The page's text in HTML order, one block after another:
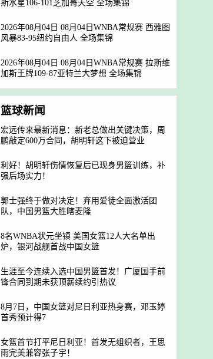
斯水星106-101芝加哥天空 全场集锦
2026年08月04日 08月04日WNBA常规赛 西雅图
风暴83-95纽约自由人 全场集锦
2026年08月04日 08月04日WNBA常规赛 拉斯维
加斯王牌109-87亚特兰大梦想 全场集锦
篮球新闻
宏远传来最新消息：新老总做出关键决策，周
鹏敲定600万合同，胡明轩这下被迫营业
利好！胡明轩伤情恢复后已现身男篮训练，补
强后场实力！
郭士强终于做对决定！弃用爱徒全面激活团
队，中国男篮大胜喀麦隆
8名WNBA状元坐镇 美国女篮12人大名单出
炉，银河战舰首战中国女篮
生涯至今连续入选中国男篮首发！广厦国手前
锋合同到期未获顶薪续约引热议
8月7日，中国女篮对尼日利亚热身赛，邓玉婷
首秀预计得7
女篮首节打平尼日利亚！首发无组织者，王思
雨完美兼容张子宇！